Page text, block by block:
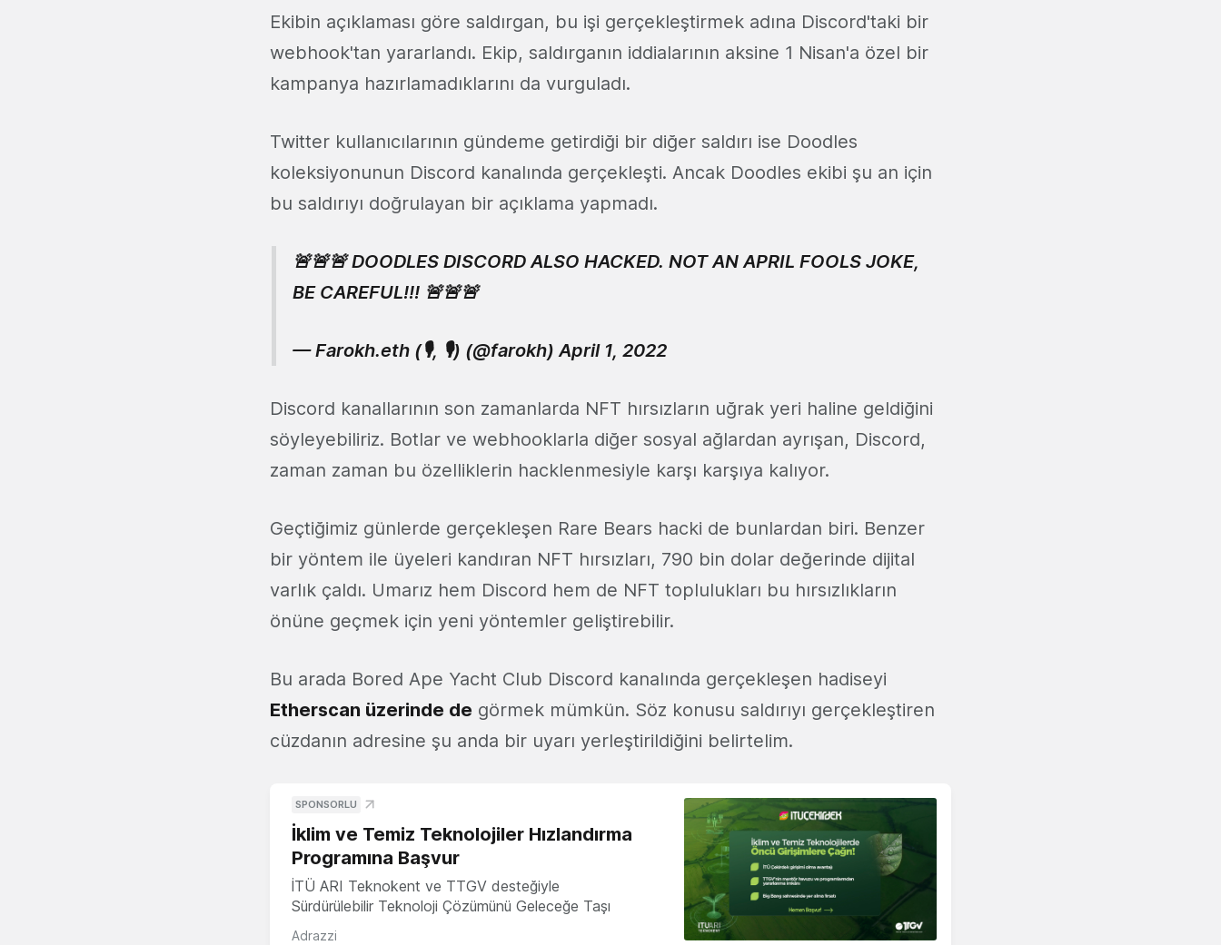
Ekibin açıklaması göre saldırgan, bu işi gerçekleştirmek adına Discord'taki bir
webhook'tan yararlandı. Ekip, saldırganın iddialarının aksine 1 Nisan'a özel bir
kampanya hazırlamadıklarını da vurguladı.
Twitter kullanıcılarının gündeme getirdiği bir diğer saldırı ise Doodles
koleksiyonunun Discord kanalında gerçekleşti. Ancak Doodles ekibi şu an için
bu saldırıyı doğrulayan bir açıklama yapmadı.
🚨🚨🚨 DOODLES DISCORD ALSO HACKED. NOT AN APRIL FOOLS JOKE,
BE CAREFUL!!! 🚨🚨🚨
— Farokh.eth (🎙, 🎙) (@farokh)April 1, 2022
Discord kanallarının son zamanlarda NFT hırsızların uğrak yeri haline geldiğini
söyleyebiliriz. Botlar ve webhooklarla diğer sosyal ağlardan ayrışan, Discord,
zaman zaman bu özelliklerin hacklenmesiyle karşı karşıya kalıyor.
Geçtiğimiz günlerde gerçekleşen Rare Bears hacki de bunlardan biri. Benzer
bir yöntem ile üyeleri kandıran NFT hırsızları, 790 bin dolar değerinde dijital
varlık çaldı. Umarız hem Discord hem de NFT toplulukları bu hırsızlıkların
önüne geçmek için yeni yöntemler geliştirebilir.
Bu arada Bored Ape Yacht Club Discord kanalında gerçekleşen hadiseyi
Etherscan üzerinde de görmek mümkün. Söz konusu saldırıyı gerçekleştiren
cüzdanın adresine şu anda bir uyarı yerleştirildiğini belirtelim.
SPONSORLU
İklim ve Temiz Teknolojiler Hızlandırma
Programına Başvur
İTÜ ARI Teknokent ve TTGV desteğiyle
Sürdürülebilir Teknoloji Çözümünü Geleceğe Taşı
Adrazzi